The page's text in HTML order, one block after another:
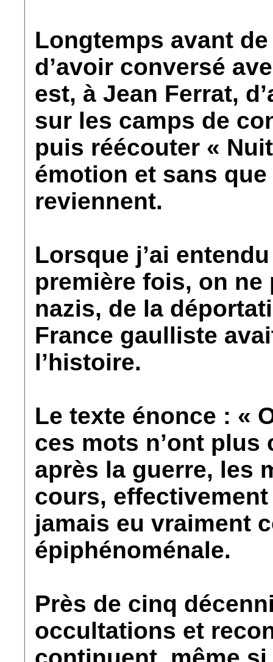
Longtemps avant
d’avoir conversé
est, à Jean Ferrat,
sur les camps de
puis réécouter «
émotion et sans
reviennent.
Lorsque j’ai
première fois, on
nazis, de la
France gaulliste
l’histoire.
Le texte énonce : «
ces mots n’ont plus
après la guerre, les
cours, effectivement
jamais eu vraiment
épiphénoménale.
Près de cinq
occultations et